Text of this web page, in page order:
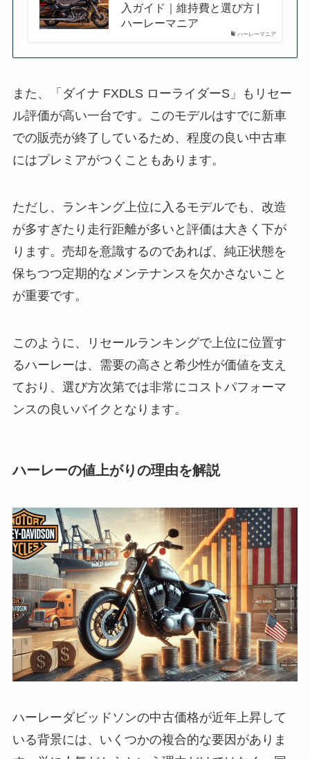
ハーレーマニア
入ガイド｜維持費と選び方 |
ハーレーマニア
また、「ダイナ FXDLS ローライダーS」もリセー
ル評価が高い一台です。このモデルはすでに新車
での販売が終了しているため、程度の良い中古車
にはプレミアがつくこともあります。
ただし、ランキング上位に入るモデルでも、改造
が多すぎたり走行距離が多いと評価は大きく下が
ります。売却を意識するのであれば、純正状態を
保ちつつ定期的なメンテナンスを欠かさないこと
が重要です。
このように、リセールランキングで上位に位置す
るハーレーは、需要の高さと希少性が価値を支え
ており、選び方次第では非常にコストパフォーマ
ンスの良いバイクとなります。
ハーレーの値上がりの理由を解説
ハーレーダビッドソンの中古価格が近年上昇して
いる背景には、いくつかの複合的な要因がありま